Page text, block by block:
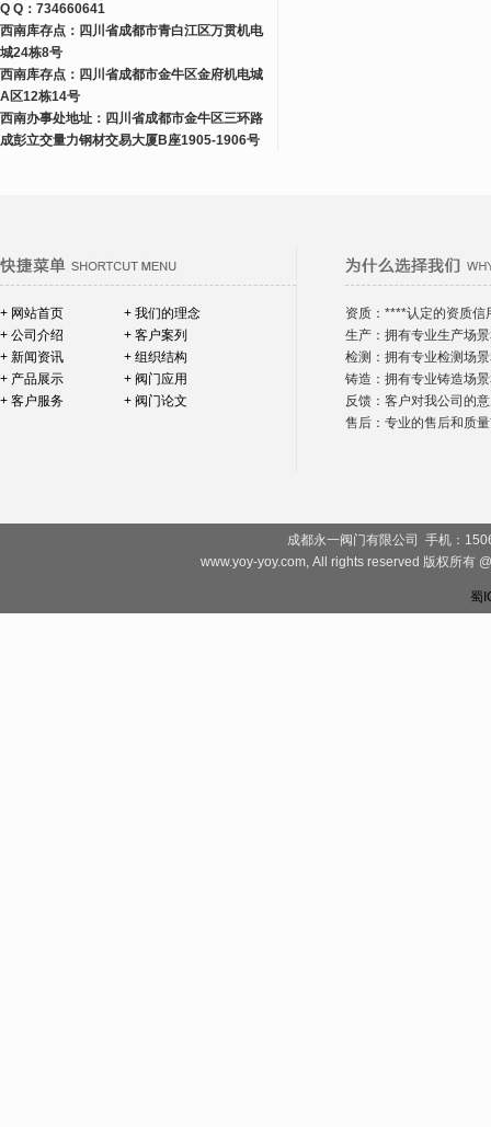
Q Q：734660641
西南库存点：四川省成都市青白江区万贯机电
城24栋8号
西南库存点：四川省成都市金牛区金府机电城
A区12栋14号
西南办事处地址：四川省成都市金牛区三环路
成彭立交量力钢材交易大厦B座1905-1906号
+ 网站首页
+ 我们的理念
+ 公司介绍
+ 客户案列
+ 新闻资讯
+ 组织结构
+ 产品展示
+ 阀门应用
+ 客户服务
+ 阀门论文
资质：****认定的资质信
生产：拥有专业生产场
检测：拥有专业检测场
铸造：拥有专业铸造场
反馈：客户对我公司的
售后：专业的售后和质
成都永一阀门有限公司 手机：
www.yoy-yoy.com, All rights reserved 版权所有
蜀